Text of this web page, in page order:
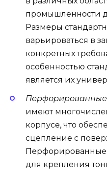
промышленности
Размеры
варьироваться в
конкретных
особенностью
является их
Перфорированные
имеют
корпусе, что
сцепление с
Перфорированные
для крепления